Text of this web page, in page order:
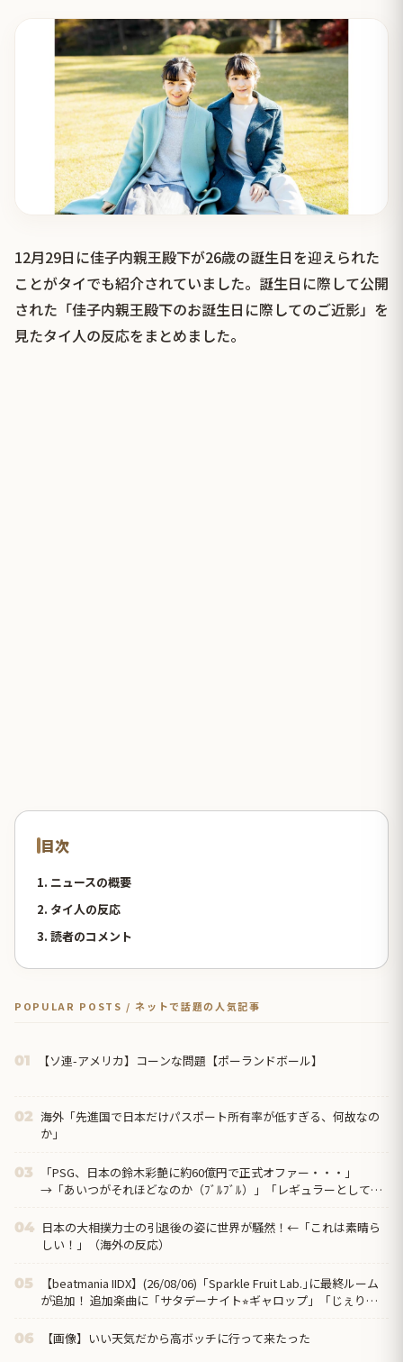
12月29日に佳子内親王殿下が26歳の誕生日を迎えられた
ことがタイでも紹介されていました。誕生日に際して公開
された「佳子内親王殿下のお誕生日に際してのご近影」を
見たタイ人の反応をまとめました。
目次
1. ニュースの概要
2. タイ人の反応
3. 読者のコメント
POPULAR POSTS / ネットで話題の人気記事
01 【ソ連-アメリカ】コーンな問題【ポーランドボール】
02 海外「先進国で日本だけパスポート所有率が低すぎる、何故なの
か」
03
「PSG、日本の鈴木彩艶に約60億円で正式オファー・・・」
→「あいつがそれほどなのか（ﾌﾞﾙﾌﾞﾙ）」「レギュラーとして出
04 日本の大相撲力士の引退後の姿に世界が騒然！←「これは素晴ら
しい！」（海外の反応）
05
【beatmania IIDX】(26/08/06)「Sparkle Fruit Lab.｣に最終ルーム
が追加！ 追加楽曲に「サタデーナイト⭐︎ギャロップ」「じぇりー
06 【画像】いい天気だから高ボッチに行って来たった